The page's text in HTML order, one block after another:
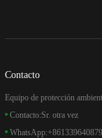
Contacto
Equipo de protección
Contacto:Sr. otra vez
WhatsApp: